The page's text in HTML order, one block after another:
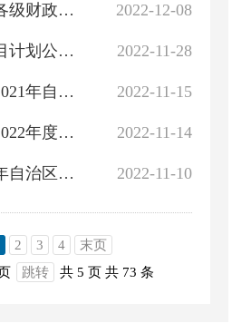
2022-12-08
关于下达2022年各级财政衔接推进乡村振兴补助资金（结余资金）项目计划的通知
2022-11-28
焉耆县2022年项目计划公告情况
2022-11-15
关于下达焉耆县2021年自治区财政衔接推进乡村振兴补助资金项目的通知
2022-11-14
焉耆县委统战部2022年度中央财政衔接推进乡村振兴补助资金（少数民族发展任务）项目实施计划情况公告公示
2022-11-10
关于焉耆县2021年自治区财政衔接推进乡村振兴补助资金项目计划的审核意见
2 3 4
末页
跳转 共 5 页 共 73 条